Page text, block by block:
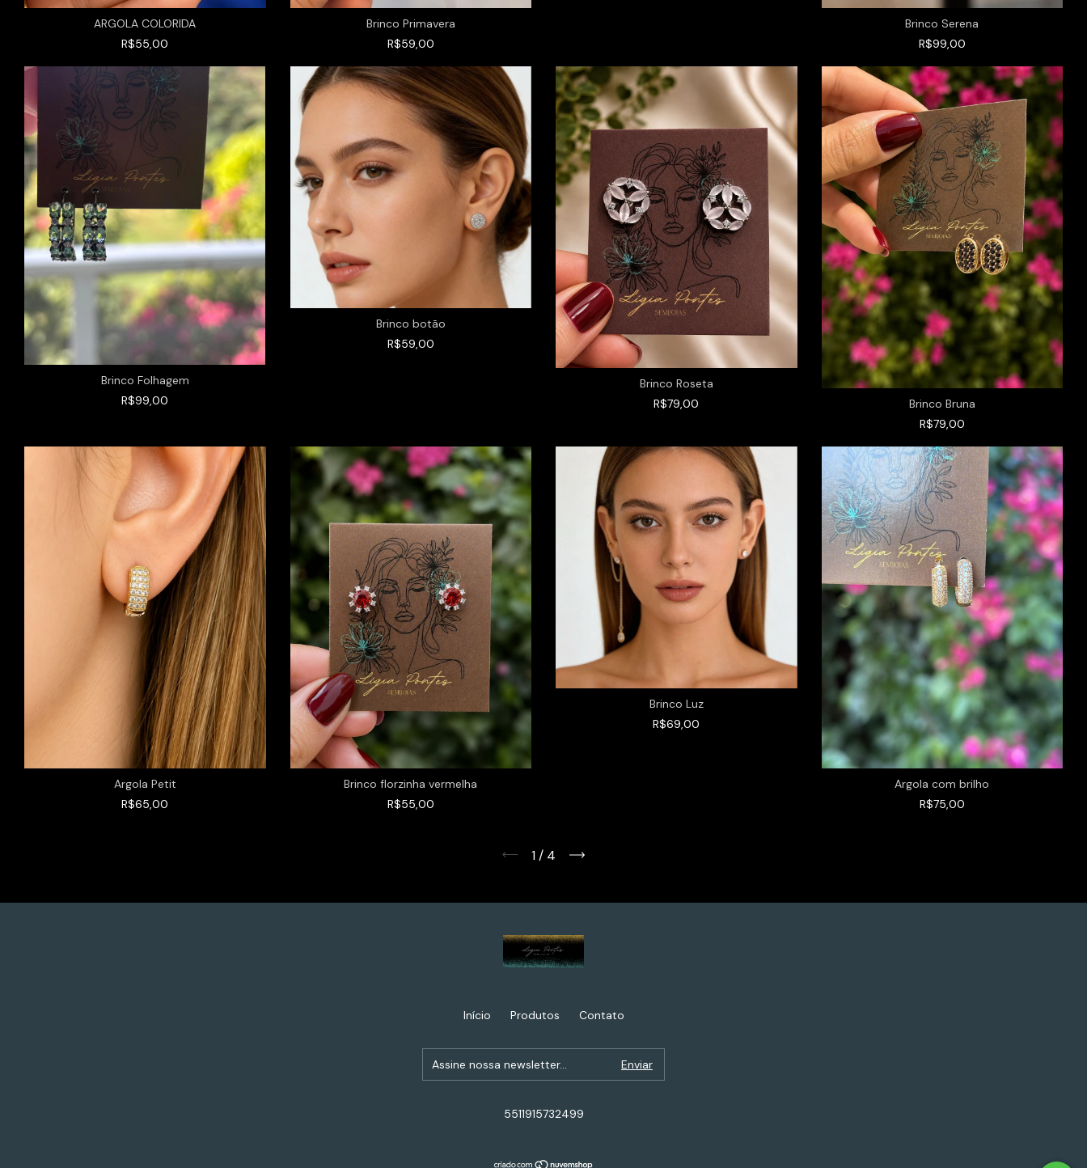
ARGOLA COLORIDA
R$55,00
Brinco Primavera
R$59,00
Brinco Serena
R$99,00
Brinco Folhagem
R$99,00
Brinco botão
R$59,00
Brinco Roseta
R$79,00
Brinco Bruna
R$79,00
Argola Petit
R$65,00
Brinco florzinha vermelha
R$55,00
Brinco Luz
R$69,00
Argola com brilho
R$75,00
1/ 4
Início Produtos Contato
5511915732499